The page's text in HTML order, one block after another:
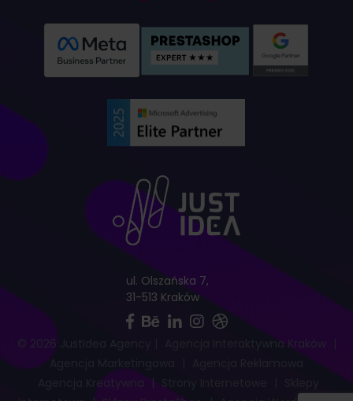
© 2026 JustIdea Agency Agencja Interaktywna Kraków |
Agencja Kreatywna
Strony Internetowe
ul. Olszańska 7,
31-513 Kraków